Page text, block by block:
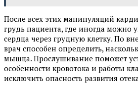
После всех этих манипуляций
грудь пациента, где иногда можно
сердца через грудную клетку. По
врач способен определить,
мышца. Прослушивание поможет
особенности кровотока и работы
исключить опасность развития